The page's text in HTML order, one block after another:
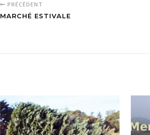
PRÉCÉDENT
MARCHÉ ESTIVALE